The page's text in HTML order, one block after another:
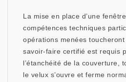
La mise en place d’une
compétences techniques
opérations menées
savoir-faire certifié est requis
l’étanchéité de la couverture,
le velux s’ouvre et ferme